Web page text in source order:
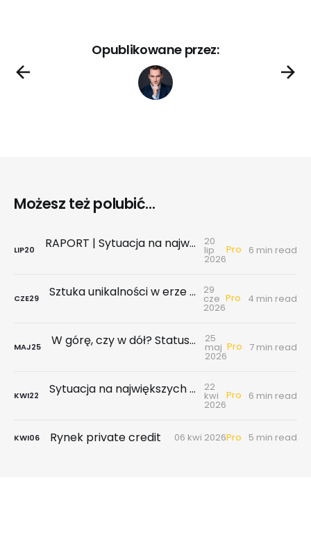
Opublikowane przez:
Możesz też polubić...
LIP20 RAPORT | Sytuacja na największych rynkach mieszkaniowych po II kwartale 2026 20
lip
2026
Pro 6 min read
CZE29 Sztuka unikalności w erze hiperkonkurencji 29
cze
2026
Pro 4 min read
MAJ25 W górę, czy w dół? Status gospodarki i rynku nieruchomości w 1 poł. 2026 25
maj
2026
Pro 7 min read
KWI22 Sytuacja na największych rynkach mieszkaniowych po I kwartale 2026 22
kwi
2026
Pro 6 min read
KWI06 Rynek private credit 06 kwi 2026Pro 5 min read